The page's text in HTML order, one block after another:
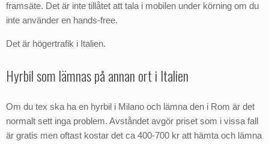
framsäte. Det är inte tillåtet att tala i mobilen under körning om du
inte använder en hands-free.
Det är högertrafik i Italien.
Hyrbil som lämnas på annan ort i Italien
Om du tex ska ha en hyrbil i Milano och lämna den i Rom är det
normalt sett inga problem. Avståndet avgör priset som i vissa fall
är gratis men oftast kostar det ca 400-700 kr att hämta och lämna